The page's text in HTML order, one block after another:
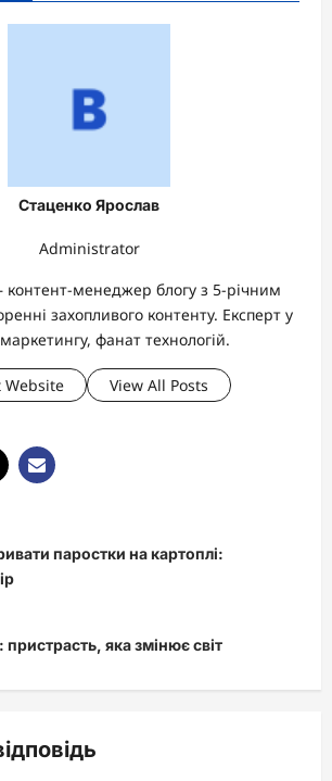
Стаценко Ярослав
Administrator
менеджер блогу з 5-річним
захопливого контенту. Експерт у
фанат технологій.
Website View All Posts
паростки на картоплі:
пристрасть, яка змінює світ